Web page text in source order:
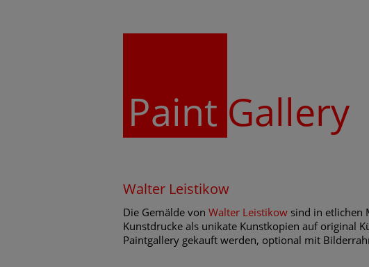
Paint Gallery
Walter Leistikow
Die Gemälde von Walter Leistikow sind in etlichen
Kunstdrucke als unikate Kunstkopien auf original
Paintgallery gekauft werden, optional mit